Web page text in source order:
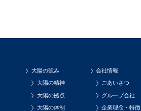
大陽の強み
大陽の精神
大陽の拠点
大陽の体制
会社情報
ごあいさつ
グループ会社
企業理念・特徴